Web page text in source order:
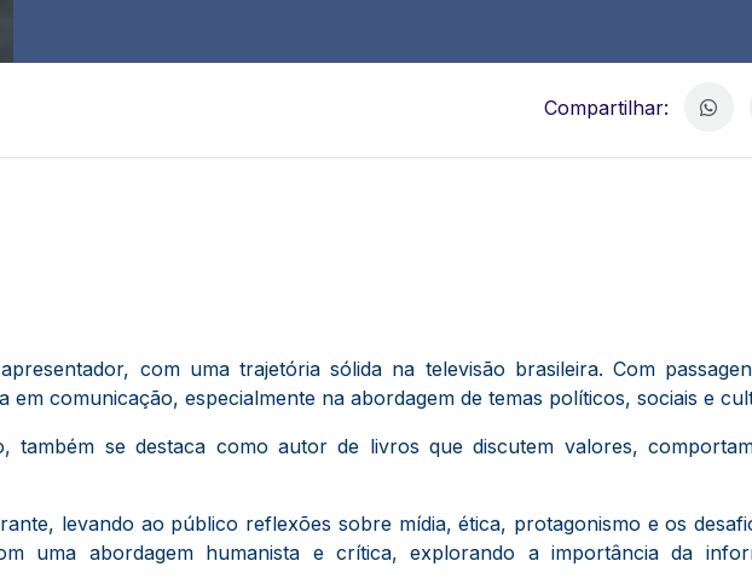
Compartilhar:
com uma trajetória sólida na televisão brasileira. Com
comunicação, especialmente na abordagem de temas políticos, sociais e
também se destaca como autor de livros que discutem valores,
levando ao público reflexões sobre mídia, ética, protagonismo e os
uma abordagem humanista e crítica, explorando a importância da